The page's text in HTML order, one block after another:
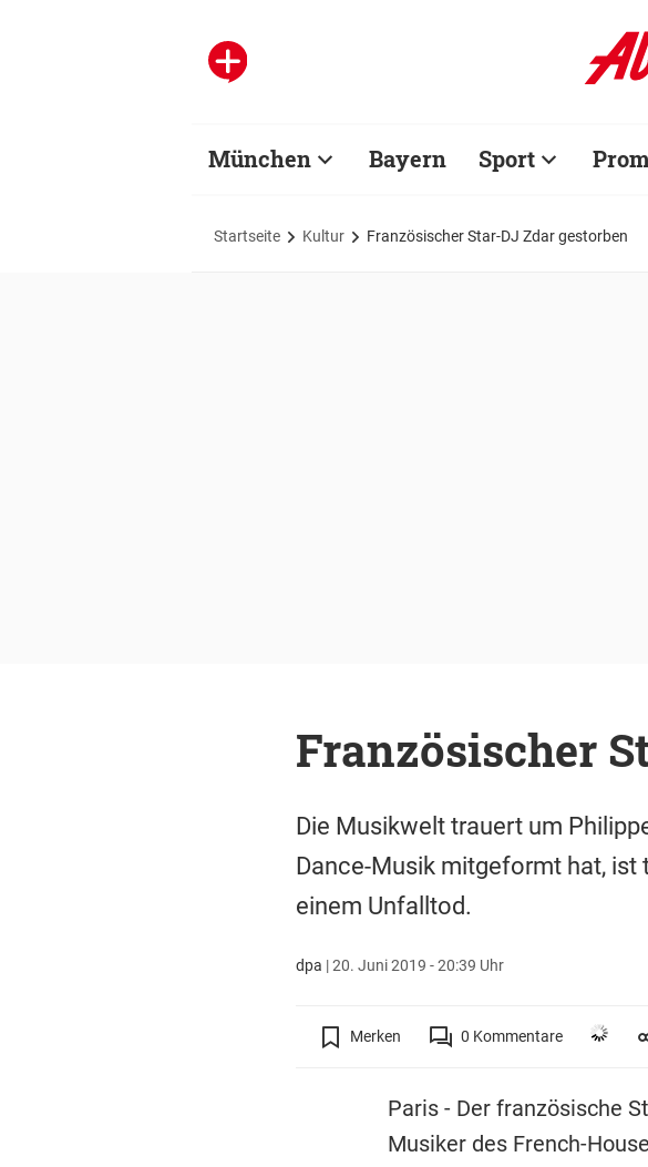
München Bayern Sport
Startseite Kultur Französischer Star-DJ Zdar gestorben
Französischer
Die Musikwelt trauert um
Dance-Musik mitgeformt hat,
einem Unfalltod.
dpa |20. Juni 2019 - 20:39 Uhr
Merken 0 Kommentare
Paris - Der französische
Musiker des French-